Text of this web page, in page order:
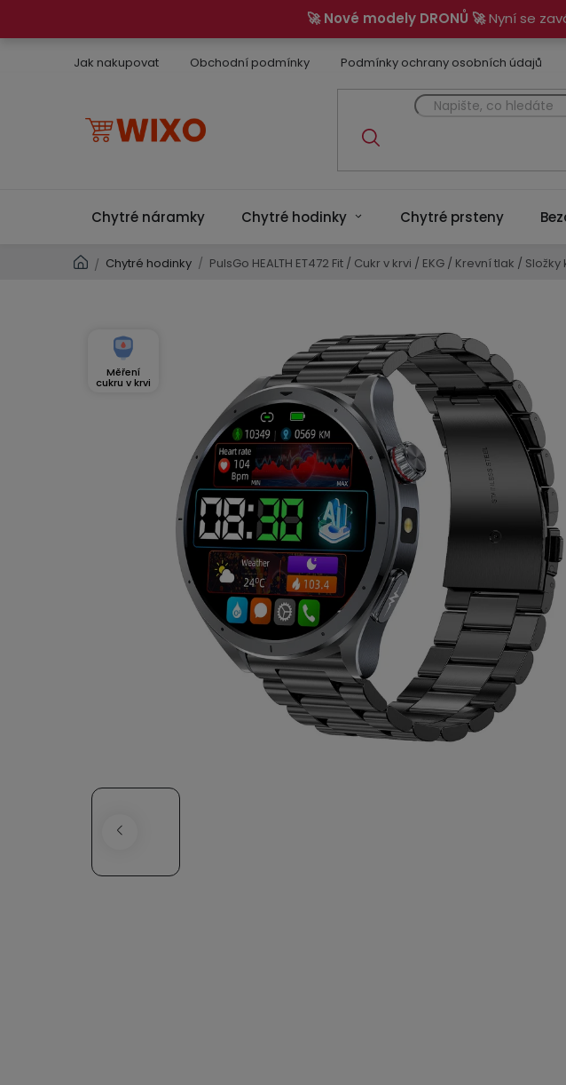
🚀 Nové modely DRONŮ 🚀Nyní se
Jak nakupovat Obchodní podmínky Podmínky ochrany osobních údajů
Chytré náramky Chytré hodinky Chytré prsteny
Domů
/ Chytré hodinky / PulsGo HEALTH ET472 Fit / Cukr v krvi / EKG / Krevní tlak /
Měření
cukru v krvi